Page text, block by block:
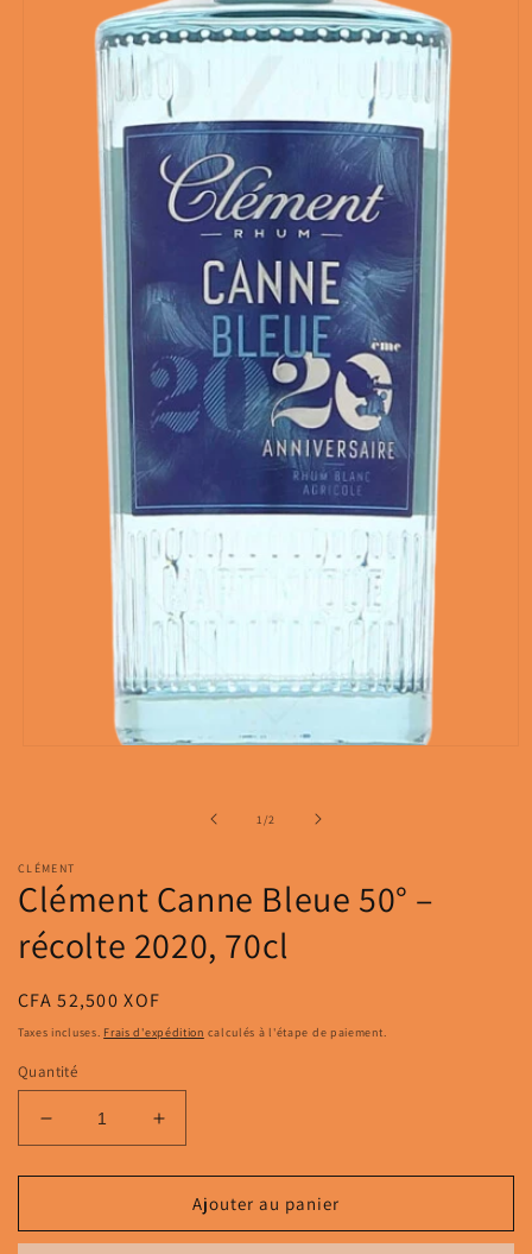
fenêtre
1 /de2
CLÉMENT
Clément Canne Bleue 50° –
récolte 2020, 70cl
Prix
habituel
CFA 52,500 XOF
Taxes incluses. Frais d'expédition calculés à l'étape de paiement.
Quantité
Réduire
la
quantité
Clément
Augmenter
la
quantité
Clément
Ajouter au panier